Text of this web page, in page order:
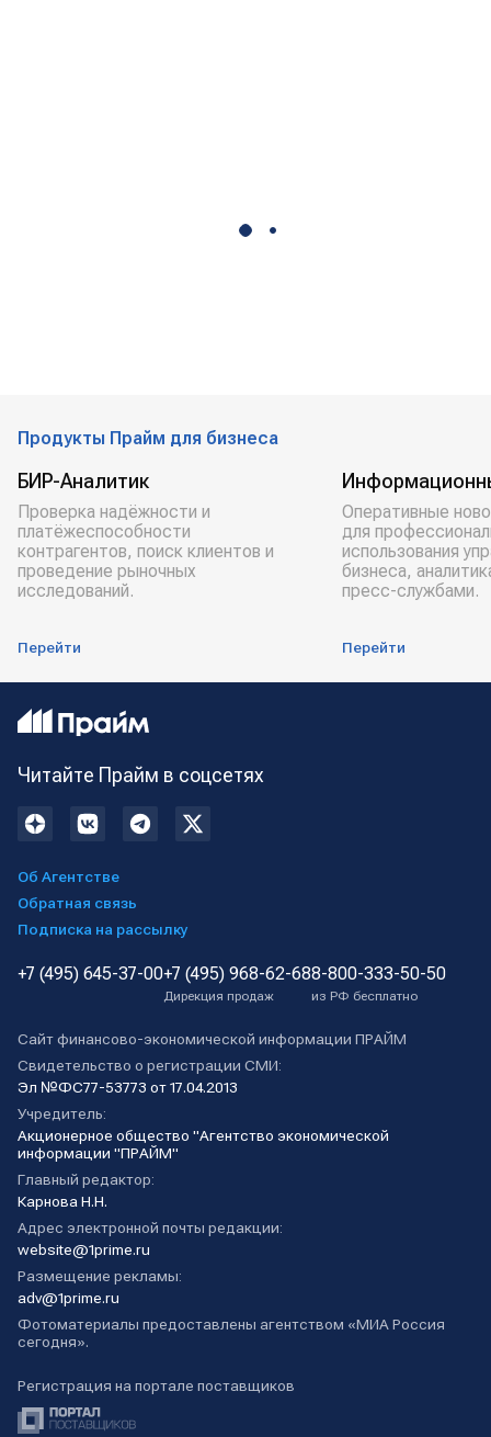
Продукты Прайм для бизнеса
БИР-Аналитик
Проверка надёжности и
платёжеспособности
контрагентов, поиск клиентов и
проведение рыночных
исследований.
Перейти
Оперативные
для
использования
бизнеса,
пресс-службами.
Перейти
Читайте Прайм в соцсетях
Об Агентстве
Обратная связь
Подписка на рассылку
+7 (495) 645-37-00+7 (495) 968-62-68
Дирекция продаж
8-800-333-50-50
из РФ бесплатно
Сайт финансово-экономической информации ПРАЙМ
Свидетельство о регистрации СМИ:
Эл №ФС77-53773 от 17.04.2013
Учредитель:
Акционерное общество "Агентство экономической
информации "ПРАЙМ"
Главный редактор:
Карнова Н.Н.
Адрес электронной почты редакции:
website@1prime.ru
Размещение рекламы:
adv@1prime.ru
Фотоматериалы предоставлены агентством «МИА Россия
сегодня».
Регистрация на портале поставщиков